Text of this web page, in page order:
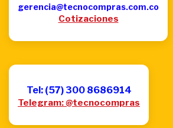
gerencia@tecnocompras.com.co
Cotizaciones
Tel: (57) 300 8686914
Telegram: @tecnocompras